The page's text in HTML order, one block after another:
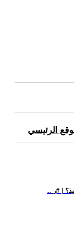
الرئيسي
| #ر